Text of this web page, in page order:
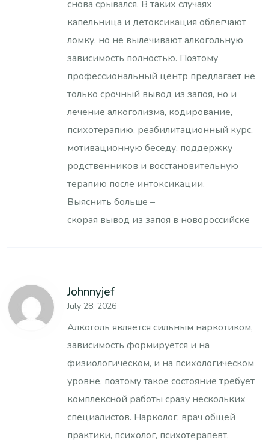
снова срывался. В таких случаях
капельница и детоксикация облегчают
ломку, но не вылечивают алкогольную
зависимость полностью. Поэтому
профессиональный центр предлагает не
только срочный вывод из запоя, но и
лечение алкоголизма, кодирование,
психотерапию, реабилитационный курс,
мотивационную беседу, поддержку
родственников и восстановительную
терапию после интоксикации.
Выяснить больше –
скорая вывод из запоя в новороссийске
Johnnyjef
July 28, 2026
Алкоголь является сильным наркотиком,
зависимость формируется и на
физиологическом, и на психологическом
уровне, поэтому такое состояние требует
комплексной работы сразу нескольких
специалистов. Нарколог, врач общей
практики, психолог, психотерапевт,